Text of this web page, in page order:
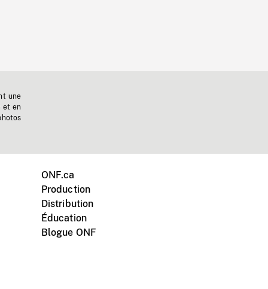
une
et en
ONF.ca
Production
Distribution
Éducation
Blogue ONF